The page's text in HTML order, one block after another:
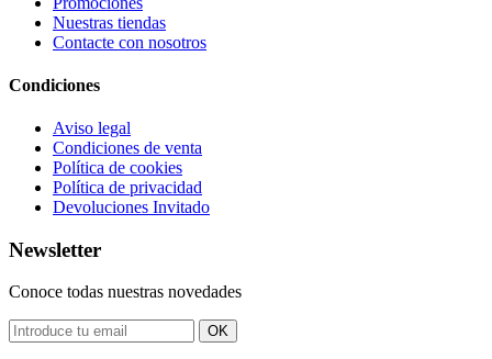
Nuestras tiendas
Contacte con nosotros
Condiciones
Aviso legal
Condiciones de venta
Política de cookies
Política de privacidad
Devoluciones Invitado
Newsletter
Conoce todas nuestras novedades
OK